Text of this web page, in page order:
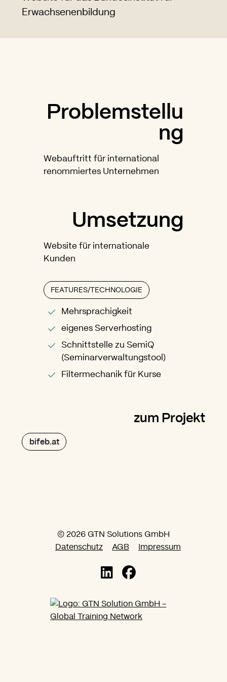
Erwachsenenbildung
Problemstellu
ng
Webauftritt für international
renommiertes Unternehmen
Umsetzung
Website für internationale
Kunden
FEATURES/TECHNOLOGIE
Mehrsprachigkeit
eigenes Serverhosting
Schnittstelle zu SemiQ
(Seminarverwaltungstool)
Filtermechanik für Kurse
zum Projekt
bifeb.at
© 2026 GTN Solutions GmbH
Datenschutz
AGB Impressum